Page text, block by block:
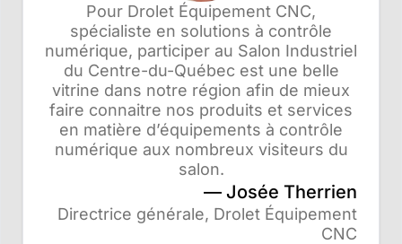
Pour Drolet Équipement CNC,
spécialiste en solutions à contrôle
numérique, participer au Salon Industriel
du Centre-du-Québec est une belle
vitrine dans notre région afin de mieux
faire connaitre nos produits et services
en matière d’équipements à contrôle
numérique aux nombreux visiteurs du
salon.
Josée Therrien
Directrice générale, Drolet Équipement
CNC